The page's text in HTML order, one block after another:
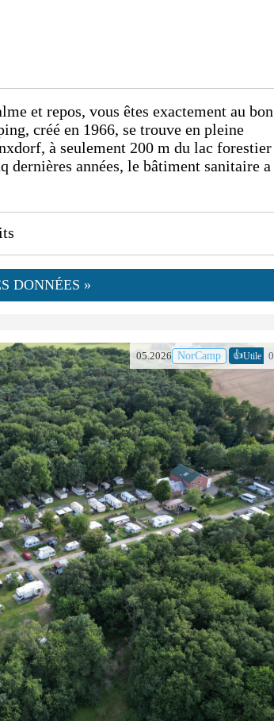
et repos, vous êtes exactement au bon
créé en 1966, se trouve en pleine
à seulement 200 m du lac forestier
dernières années, le bâtiment sanitaire a
DONNÉES »
05.2026 NorCamp 👍Utile 0